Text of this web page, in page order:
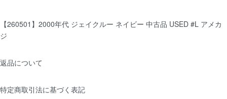
【260501】2000年代 ジェイクルー ネイビー 中古品 USED #L アメカ
ジ
返品について
特定商取引法に基づく表記